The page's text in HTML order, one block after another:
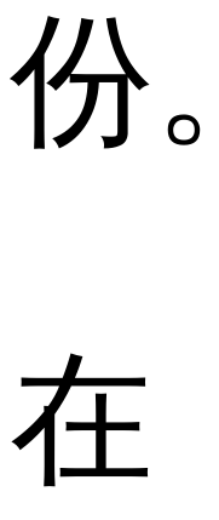
份。
在